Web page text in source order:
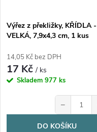
Výřez z překližky, KŘÍDLA -
VELKÁ, 7,9x4,3 cm, 1 kus
14,05 Kč bez DPH
17 Kč/ ks
Skladem 977 ks
−
DO KOŠÍKU